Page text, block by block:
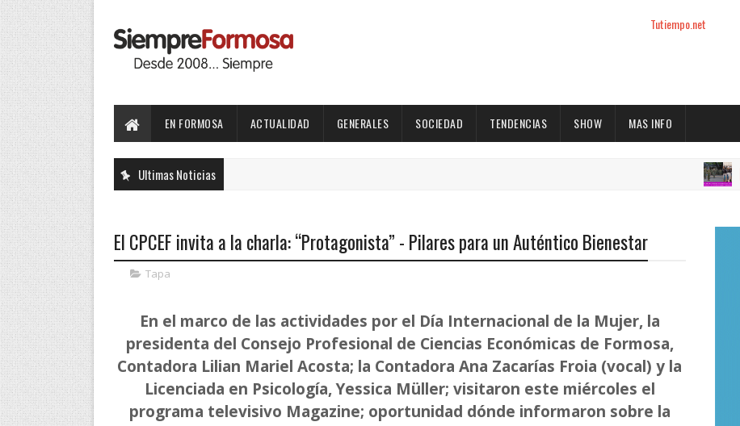
Tutiempo.net
EN FORMOSA ACTUALIDAD GENERALES SOCIEDAD TENDENCIAS SHOW MAS INFO
Ultimas Noticias EN FORMOSA
El CPCEF invita a la charla: “Protagonista” - Pilares para un Auténtico Bienestar
Tapa
En el marco de las actividades por el Día Internacional de la Mujer, la
presidenta del Consejo Profesional de Ciencias Económicas de Formosa,
Contadora Lilian Mariel Acosta; la Contadora Ana Zacarías Froia (vocal) y la
Licenciada en Psicología, Yessica Müller; visitaron este miércoles el
programa televisivo Magazine; oportunidad dónde informaron sobre la